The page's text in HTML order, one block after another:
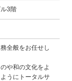
3階
全般をお任せし
や和の文化をよ
うにトータルサ